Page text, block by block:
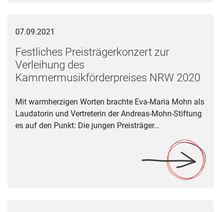
07.09.2021
Festliches Preisträgerkonzert zur
Verleihung des
Kammermusikförderpreises NRW 2020
Mit warmherzigen Worten brachte Eva-Maria Mohn als
Laudatorin und Vertreterin der Andreas-Mohn-Stiftung
es auf den Punkt: Die jungen Preisträger…